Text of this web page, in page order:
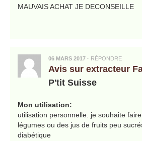
MAUVAIS ACHAT JE DECONSEILLE
06 MARS 2017 · RÉPONDRE
Avis sur extracteur
P'tit Suisse
Mon utilisation:
utilisation personnelle. je souhaite
légumes ou des jus de fruits peu
diabétique